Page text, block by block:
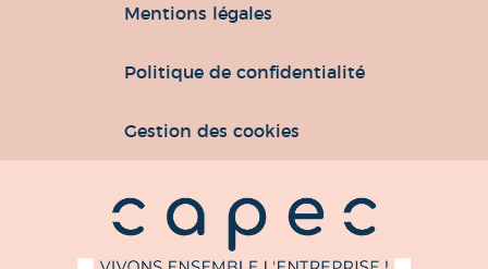
Mentions légales
Politique de confidentialité
Gestion des cookies